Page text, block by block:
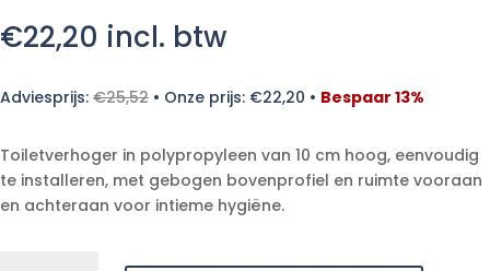
€22,20 incl. btw
Adviesprijs: €25,52 • Onze prijs: €22,20 • Bespaar 13%
Toiletverhoger in polypropyleen van 10 cm hoog, eenvoudig
te installeren, met gebogen bovenprofiel en ruimte vooraan
en achteraan voor intieme hygiëne.